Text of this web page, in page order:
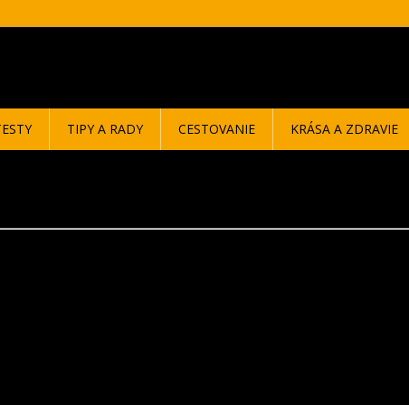
TIPY A RADY CESTOVANIE KRÁSA A ZDRAVIE